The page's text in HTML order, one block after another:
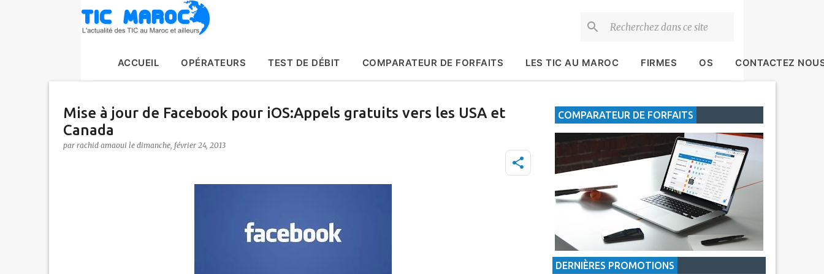
ACCUEIL OPÉRATEURS TEST DE DÉBIT COMPARATEUR DE FORFAITS LES TIC AU MAROC FIRMES OS CONTACTEZ
Mise à jour de Facebook pour iOS:Appels gratuits vers les USA et
Canada
par rachid amaoui le dimanche, février 24, 2013
COMPARATEUR DE FORFAITS
DERNIÈRES PROMOTIONS